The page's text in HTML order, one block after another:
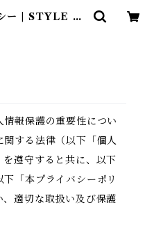
ー | STYLE +P
報保護の重要性につい
する法律（以下「個人
遵守すると共に、以下
「本プライバシーポリ
適切な取扱い及び保護